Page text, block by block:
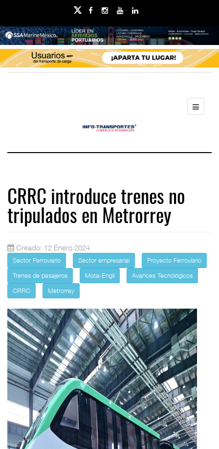
CRRC introduce trenes no
tripulados en Metrorrey
Creado: 12 Enero 2024
Sector Ferroviario Sector empresarial
Proyecto Ferroviario
Trenes de pasajeros
Mota-Engil
Avances Tecnológicos
CRRC
Metrorrey